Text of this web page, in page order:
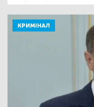
КРИМІНАЛ